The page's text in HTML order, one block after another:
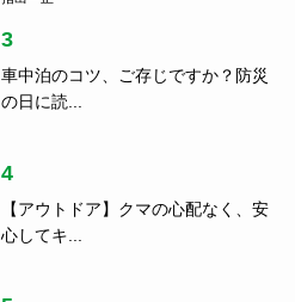
3
車中泊のコツ、ご存じですか？防災
の日に読...
4
【アウトドア】クマの心配なく、安
心してキ...